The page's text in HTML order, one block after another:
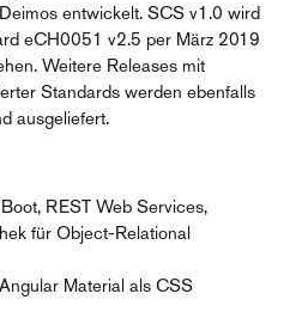
entwickelt. SCS v1.0 wird
eCH0051 v2.5 per März 2019
Weitere Releases mit
Standards werden ebenfalls
ausgeliefert.
REST Web Services,
für Object-Relational
Material als CSS